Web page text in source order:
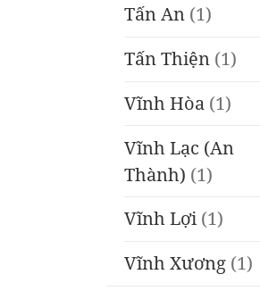
Tấn An (1)
Tấn Thiện (1)
Vĩnh Hòa (1)
Vĩnh Lạc (An
Thành) (1)
Vĩnh Lợi(1)
Vĩnh Xương (1)